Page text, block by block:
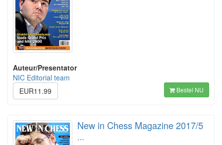
Auteur/Presentator
NIC Editorial team
EUR11.99
Bestel NU
New in Chess Magazine 2017/5
…